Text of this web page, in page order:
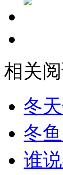
相关
冬
冬
谁